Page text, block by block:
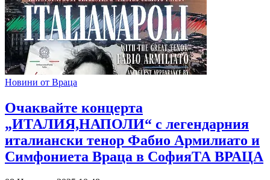
Новини от Враца
Очаквайте концерта
„ИТАЛИЯ,НАПОЛИ“ с легендарния
италиански тенор Фабио Армилиато и
Симфониета Враца в СофияТА ВРАЦА